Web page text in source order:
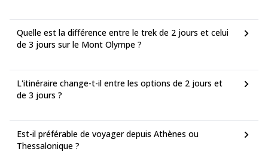
Quelle est la différence entre le trek de 2 jours et celui
de 3 jours sur le Mont Olympe ?
L'itinéraire change-t-il entre les options de 2 jours et
de 3 jours ?
Est-il préférable de voyager depuis Athènes ou
Thessalonique ?